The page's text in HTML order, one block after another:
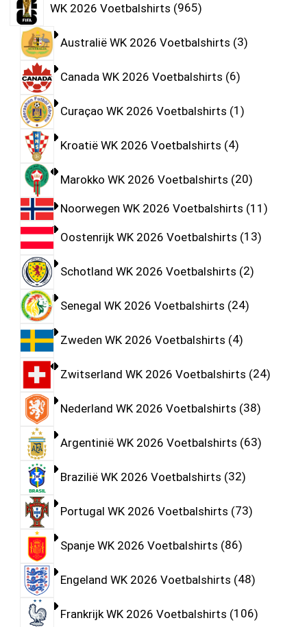
WK 2026 Voetbalshirts 965
Australië WK 2026 Voetbalshirts 3
Canada WK 2026 Voetbalshirts 6
Curaçao WK 2026 Voetbalshirts 1
Kroatië WK 2026 Voetbalshirts 4
Marokko WK 2026 Voetbalshirts 20
Noorwegen WK 2026 Voetbalshirts 11
Oostenrijk WK 2026 Voetbalshirts 13
Schotland WK 2026 Voetbalshirts 2
Senegal WK 2026 Voetbalshirts 24
Zweden WK 2026 Voetbalshirts 4
Zwitserland WK 2026 Voetbalshirts 24
Nederland WK 2026 Voetbalshirts 38
Argentinië WK 2026 Voetbalshirts 63
Brazilië WK 2026 Voetbalshirts 32
Portugal WK 2026 Voetbalshirts 73
Spanje WK 2026 Voetbalshirts 86
Engeland WK 2026 Voetbalshirts 48
Frankrijk WK 2026 Voetbalshirts 106